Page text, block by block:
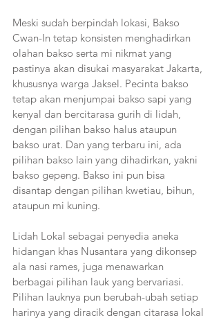
Meski sudah berpindah lokasi, Bakso
Cwan-In tetap konsisten menghadirkan
olahan bakso serta mi nikmat yang
pastinya akan disukai masyarakat Jakarta,
khususnya warga Jaksel. Pecinta bakso
tetap akan menjumpai bakso sapi yang
kenyal dan bercitarasa gurih di lidah,
dengan pilihan bakso halus ataupun
bakso urat. Dan yang terbaru ini, ada
pilihan bakso lain yang dihadirkan, yakni
bakso gepeng. Bakso ini pun bisa
disantap dengan pilihan kwetiau, bihun,
ataupun mi kuning.
Lidah Lokal sebagai penyedia aneka
hidangan khas Nusantara yang dikonsep
ala nasi rames, juga menawarkan
berbagai pilihan lauk yang bervariasi.
Pilihan lauknya pun berubah-ubah setiap
harinya yang diracik dengan citarasa lokal